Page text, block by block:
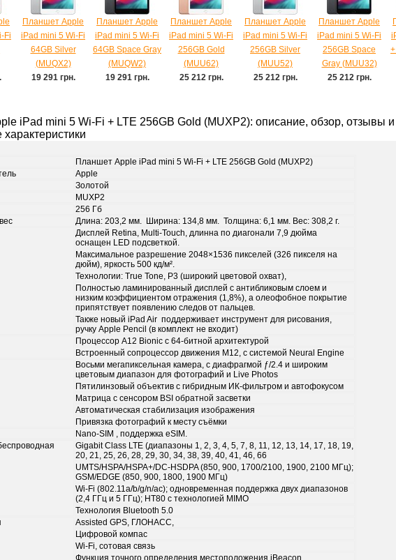
Fi
Планшет Apple
iPad mini 5 Wi-Fi
64GB Silver
(MUQX2)
19 291 грн.
Планшет Apple
iPad mini 5 Wi-Fi
64GB Space Gray
(MUQW2)
19 291 грн.
Планшет Apple
iPad mini 5 Wi-Fi
256GB Gold
(MUU62)
25 212 грн.
Планшет Apple
iPad mini 5 Wi-Fi
256GB Silver
(MUU52)
25 212 грн.
Планшет Apple
iPad mini 5 Wi-Fi
256GB Space
Gray (MUU32)
25 212 грн.
iPad mini 5 Wi-Fi + LTE 256GB Gold (MUXP2): описание, обзор, отзывы и
характеристики
Планшет Apple iPad mini 5 Wi-Fi + LTE 256GB Gold (MUXP2)
Apple
Золотой
MUXP2
256 Гб
Длина: 203,2 мм. Ширина: 134,8 мм. Толщина: 6,1 мм. Вес: 308,2 г.
Дисплей Retina, Multi-Touch, длинна по диагонали 7,9 дюйма
оснащен LED подсветкой.
Максимальное разрешение 2048×1536 пикселей (326 пикселя на
дюйм), яркость 500 кд/м².
Технологии: True Tone, P3 (широкий цветовой охват),
Полностью ламинированный дисплей с антибликовым слоем и
низким коэффициентом отражения (1,8%), а олеофобное покрытие
припятствует появлению следов от пальцев.
Также новый iPad Air поддерживает инструмент для рисования,
ручку Apple Pencil (в комплект не входит)
Процессор A12 Bionic с 64‑битной архитектурой
Встроенный сопроцессор движения М12, с системой Neural Engine
Восьми мегапиксельная камера, с диафрагмой ƒ/2.4 и широким
цветовым диапазон для фотографий и Live Photos
Пятилинзовый объектив с гибридным ИК‑фильтром и автофокусом
Матрица с сенсором BSI обратной засветки
Автоматическая стабилизация изображения
Привязка фотографий к месту съёмки
Nano‑SIM , поддержка еSIM.
Gigabit Class LTE (диапазоны 1, 2, 3, 4, 5, 7, 8, 11, 12, 13, 14, 17, 18, 19,
20, 21, 25, 26, 28, 29, 30, 34, 38, 39, 40, 41, 46, 66
UMTS/HSPA/​HSPA+/DC-HSDPA (850, 900, 1700/2100, 1900, 2100 МГц);
GSM/EDGE (850, 900, 1800, 1900 МГц)
Wi‑Fi (802.11a/b/g/n/ac); одновременная поддержка двух диапазонов
(2,4 ГГц и 5 ГГц); HT80 с технологией MIMO
Технология Bluetooth 5.0
Assisted GPS, ГЛОНАСС,
Цифровой компас
Wi‑Fi, сотовая связь
Функция точного определения местоположения iBeacon